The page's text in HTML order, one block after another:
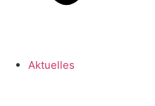
Aktuelles